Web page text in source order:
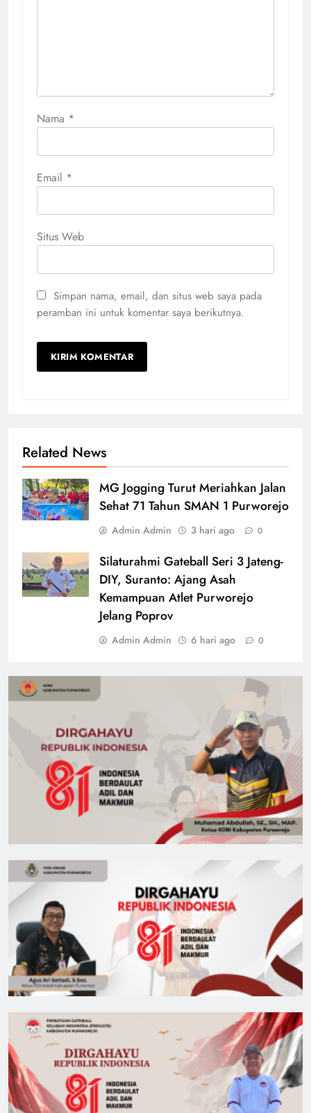
Nama *
Email *
Situs Web
Simpan nama, email, dan situs web saya pada
peramban ini untuk komentar saya berikutnya.
Related News
MG Jogging Turut Meriahkan Jalan
Sehat 71 Tahun SMAN 1 Purworejo
Admin Admin 3 hari ago 0
Silaturahmi Gateball Seri 3 Jateng-
DIY, Suranto: Ajang Asah
Kemampuan Atlet Purworejo
Jelang Poprov
Admin Admin 6 hari ago 0